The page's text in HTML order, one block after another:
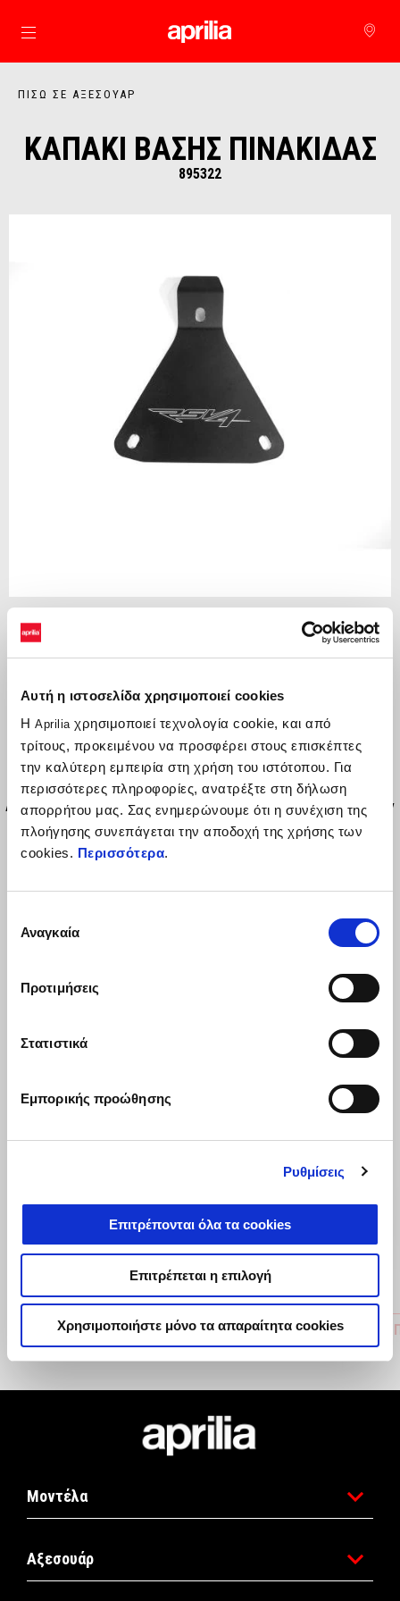
Αυτή η ιστοσελίδα χρησιμοποιεί cookies
Η Aprilia χρησιμοποιεί τεχνολογία cookie, και από
τρίτους, προκειμένου να προσφέρει στους επισκέπτες
την καλύτερη εμπειρία στη χρήση του ιστότοπου. Για
περισσότερες πληροφορίες, ανατρέξτε στη δήλωση
απορρήτου μας. Σας ενημερώνουμε ότι η συνέχιση της
πλοήγησης συνεπάγεται την αποδοχή της χρήσης των
cookies. Περισσότερα.
συγκατάθεσης
Αναγκαία
Προτιμήσεις
Στατιστικά
Εμπορικής προώθησης
Ρυθμίσεις
Επιτρέπονται όλα τα cookies
Επιτρέπεται η επιλογή
Χρησιμοποιήστε μόνο τα απαραίτητα cookies
Μετάβαση στο κυρίως περιεχόμενο
ΠΊΣΩ ΣΕ ΑΞΕΣΟΥΆΡ
ΚΑΠΑΚΙ ΒΑΣΗΣ ΠΙΝΑΚΙΔΑΣ
895322
ALUMINIUM
Item
1
Aluminium
€ 64
Από ατσάλι με κοπή laser με το λογότυπο RSV4. Τοποθετείται στην
θέση της πινακίδας. Για χρήση σε πίστα.
Προηγούμενο
ΚΑΠΑΚΙ ΒΑΣΗΣ ΠΙΝΑΚΙΔΑΣ
€ 129
ΚΑΠΑΚΙ
€ 59
Μοντέλα
Αξεσουάρ